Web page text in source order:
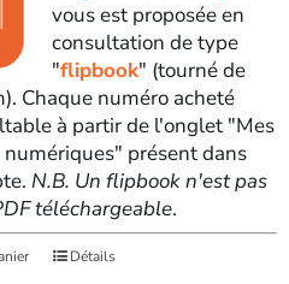
vous est proposée en
consultation de type
"flipbook" (tourné de
Chaque numéro acheté
à partir de l'onglet "Mes
numériques" présent dans
N.B. Un flipbook n'est pas
téléchargeable.
Détails